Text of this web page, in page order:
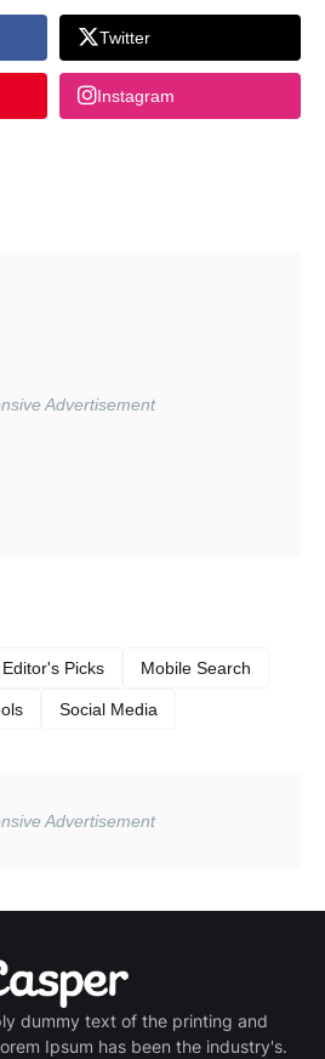
Twitter
Instagram
Editor's Picks Mobile Search
Social Media
dummy text of the printing and
Ipsum has been the industry's.